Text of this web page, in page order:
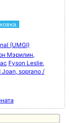
(UMGI)
Мэрилин,
Fyson Leslie,
Joan, soprano /